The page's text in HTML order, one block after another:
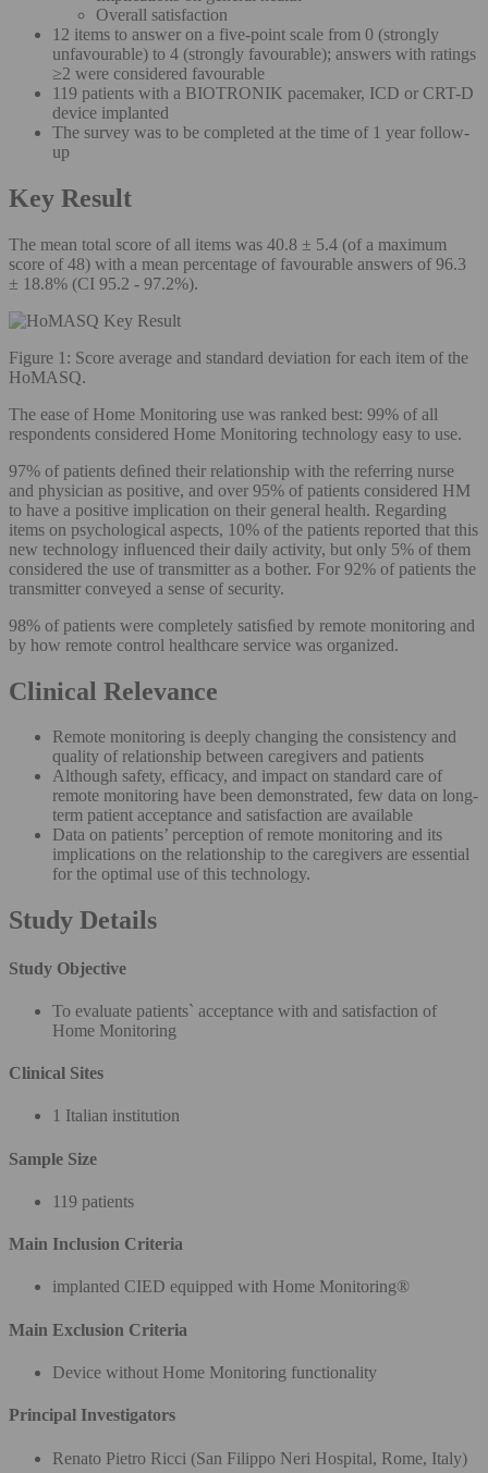
Overall satisfaction
12 items to answer on a five-point scale from 0 (strongly
unfavourable) to 4 (strongly favourable); answers with ratings
≥2 were considered favourable
119 patients with a BIOTRONIK pacemaker, ICD or CRT-D
device implanted
The survey was to be completed at the time of 1 year follow-
up
Key Result
The mean total score of all items was 40.8 ± 5.4 (of a maximum
score of 48) with a mean percentage of favourable answers of 96.3
± 18.8% (CI 95.2 - 97.2%).
Figure 1: Score average and standard deviation for each item of the
HoMASQ.
The ease of Home Monitoring use was ranked best: 99% of all
respondents considered Home Monitoring technology easy to use.
97% of patients deﬁned their relationship with the referring nurse
and physician as positive, and over 95% of patients considered HM
to have a positive implication on their general health. Regarding
items on psychological aspects, 10% of the patients reported that this
new technology inﬂuenced their daily activity, but only 5% of them
considered the use of transmitter as a bother. For 92% of patients the
transmitter conveyed a sense of security.
98% of patients were completely satisﬁed by remote monitoring and
by how remote control healthcare service was organized.
Clinical Relevance
Remote monitoring is deeply changing the consistency and
quality of relationship between caregivers and patients
Although safety, efficacy, and impact on standard care of
remote monitoring have been demonstrated, few data on long-
term patient acceptance and satisfaction are available
Data on patients’ perception of remote monitoring and its
implications on the relationship to the caregivers are essential
for the optimal use of this technology.
Study Details
Study Objective
To evaluate patients` acceptance with and satisfaction of
Home Monitoring
Clinical Sites
1 Italian institution
Sample Size
119 patients
Main Inclusion Criteria
implanted CIED equipped with Home Monitoring®
Main Exclusion Criteria
Device without Home Monitoring functionality
Principal Investigators
Renato Pietro Ricci (San Filippo Neri Hospital, Rome, Italy)